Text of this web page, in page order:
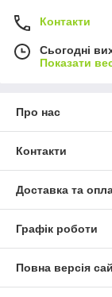
Контакти
Сьогодні
Показати
Про нас
Контакти
Доставка та
Графік роботи
Повна версія